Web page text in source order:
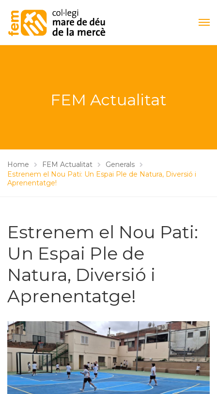
FEM Actualitat
Home FEM Actualitat
Generals
Estrenem el Nou Pati: Un Espai Ple de Natura, Diversió i
Aprenentatge!
Estrenem el Nou Pati:
Un Espai Ple de
Natura, Diversió i
Aprenentatge!